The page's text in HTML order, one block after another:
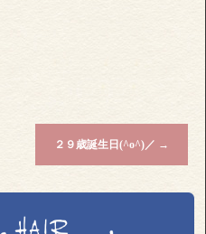
２９歳誕生日(^o^)／ →